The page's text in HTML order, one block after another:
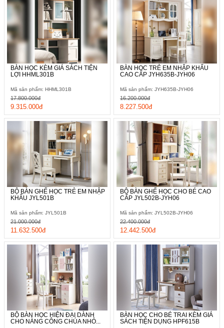
BÀN HỌC KÈM GIÁ SÁCH TIỆN
LỢI HHML301B
Mã sản phẩm: HHML301B
9.315.000đ
17.800.000đ
BÀN HỌC TRẺ EM NHẬP KHẨU
CAO CẤP JYH635B-JYH06
Mã sản phẩm: JYH635B-JYH06
8.227.500đ
16.200.000đ
BỘ BÀN GHẾ HỌC TRẺ EM NHẬP
KHẨU JYL501B
Mã sản phẩm: JYL501B
11.632.500đ
21.000.000đ
BỘ BÀN GHẾ HỌC CHO BÉ CAO
CẤP JYL502B-JYH06
Mã sản phẩm: JYL502B-JYH06
12.442.500đ
22.400.000đ
BỘ BÀN HỌC HIỆN ĐẠI DÀNH
CHO NÀNG CÔNG CHÚA NHỎ...
BÀN HỌC CHO BÉ TRAI KÈM GIÁ
SÁCH TIỆN DỤNG HPF615B